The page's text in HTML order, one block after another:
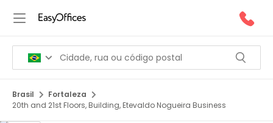
Brasil
Fortaleza
20th and 21st Floors, Building, Etevaldo Nogueira Business